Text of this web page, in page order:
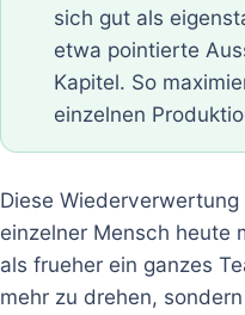
sich gut als
etwa pointierte
Kapitel. So
einzelnen
Diese
einzelner Mensch heute
als frueher ein ganzes
mehr zu drehen,